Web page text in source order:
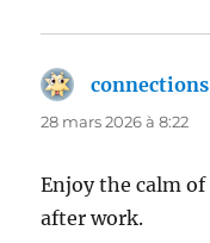
28 mars 2026 à 8:22
Enjoy the calm
after work.